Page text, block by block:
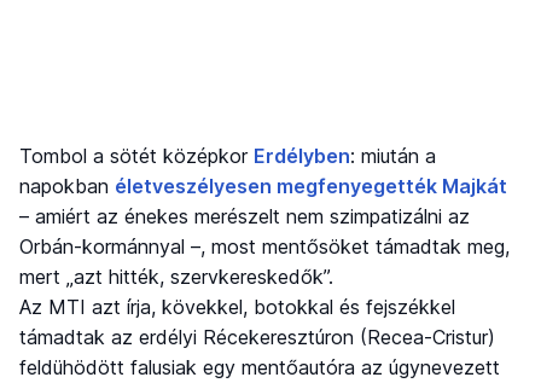
Tombol a sötét középkor Erdélyben: miután a
napokban életveszélyesen megfenyegették Majkát
– amiért az énekes merészelt nem szimpatizálni az
Orbán-kormánnyal –, most mentősöket támadtak meg,
mert „azt hitték, szervkereskedők”.
Az MTI azt írja, kövekkel, botokkal és fejszékkel
támadtak az erdélyi Récekeresztúron (Recea-Cristur)
feldühödött falusiak egy mentőautóra az úgynevezett